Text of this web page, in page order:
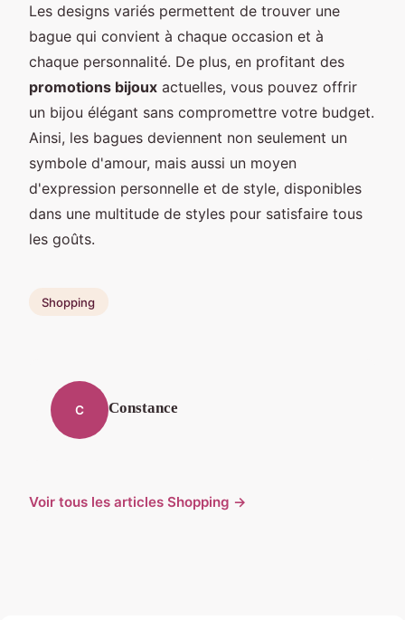
Les designs variés permettent de trouver une
bague qui convient à chaque occasion et à
chaque personnalité. De plus, en profitant des
promotions bijoux actuelles, vous pouvez offrir
un bijou élégant sans compromettre votre budget.
Ainsi, les bagues deviennent non seulement un
symbole d'amour, mais aussi un moyen
d'expression personnelle et de style, disponibles
dans une multitude de styles pour satisfaire tous
les goûts.
Shopping
C Constance
Voir tous les articles Shopping →